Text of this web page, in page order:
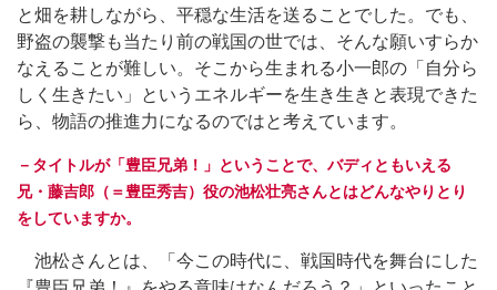
と畑を耕しながら、平穏な生活を送ることでした。でも、
野盗の襲撃も当たり前の戦国の世では、そんな願いすらか
なえることが難しい。そこから生まれる小一郎の「自分ら
しく生きたい」というエネルギーを生き生きと表現できた
ら、物語の推進力になるのではと考えています。
－タイトルが「豊臣兄弟！」ということで、バディともいえる
兄・藤吉郎（＝豊臣秀吉）役の池松壮亮さんとはどんなやりとり
をしていますか。
池松さんとは、「今この時代に、戦国時代を舞台にした